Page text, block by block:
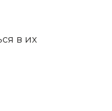
в их